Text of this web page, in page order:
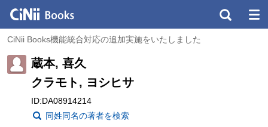
CiNii Books機能統合対応の追加実施をいたしました
蔵本, 喜久
クラモト, ヨシヒサ
ID:DA08914214
同姓同名の著者を検索